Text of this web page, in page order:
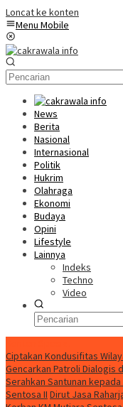
Loncat ke konten
Menu Mobile
News
Berita
Nasional
Internasional
Politik
Hukrim
Olahraga
Ekonomi
Budaya
Opini
Lifestyle
Lainnya
Indeks
Techno
Video
Ciptakan Kondusifitas
Gencarkan Patroli Dialogis
Serahkan Santunan
Sentosa II Dirut Jasa